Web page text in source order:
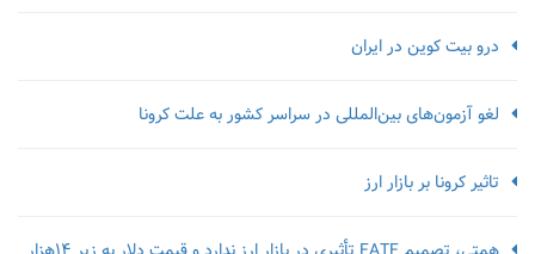
درو بیت کوین در ایران
لغو آزمون‌‌های بین‌المللی در سراسر کشور به علت کرونا
تاثیر کرونا بر بازار ارز